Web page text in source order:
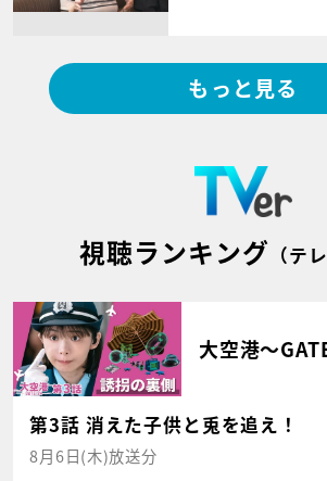
もっと見る
視聴ランキング （テ
大空港～
第3話 消えた子供と兎を追え！
8月6日(木)放送分